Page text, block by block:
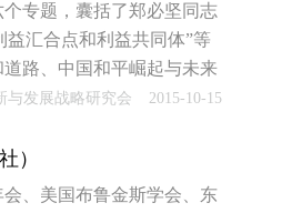
专题，囊括了郑必坚同志
益汇合点和利益共同体”等
路、中国和平崛起与未来
会谈纪实，均为首次结集
与发展战略研究会 2015-10-15
）
、美国布鲁金斯学会、东